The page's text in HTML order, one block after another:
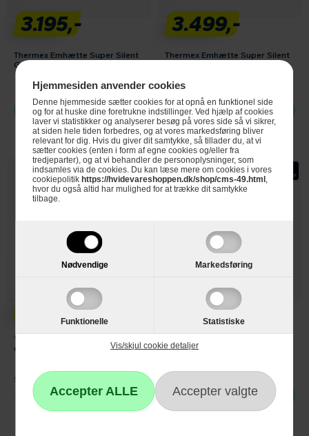
Hjemmesiden anvender cookies
Denne hjemmeside sætter cookies for at opnå en funktionel side
og for at huske dine foretrukne indstillinger. Ved hjælp af cookies
laver vi statistikker og analyserer besøg på vores side så vi sikrer,
at siden hele tiden forbedres, og at vores markedsføring bliver
relevant for dig. Hvis du giver dit samtykke, så tillader du, at vi
sætter cookies (enten i form af egne cookies og/eller fra
tredjeparter), og at vi behandler de personoplysninger, som
indsamles via de cookies. Du kan læse mere om cookies i vores
cookiepolitikhttps://hvidevareshoppen.dk/shop/cms-49.html
hvor du også altid har mulighed for at trække dit samtykke
tilbage.
Nødvendige Markedsføring
Funktionelle Statistiske
Vis/skjul cookie detaljer
3.195,-
Thermex Emhætte Super Silent
GT - 60 cm - hvid - u. motor
Læg i kurv
3.499,-
Thermex Emhætte Super Silent
Læg i kurv
3.229,-
Thermex Emhætte Super Silent
GT - 60 cm hvid
Se produktdatablad
Ikke på lager
2.995,-
udtræk - 50 cm - m. motor
Se produktdatablad
Læg i kurv